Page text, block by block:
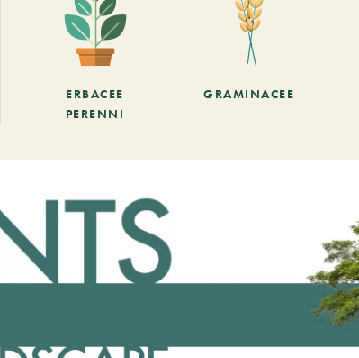
ERBACEE
PERENNI
GRAMINACEE